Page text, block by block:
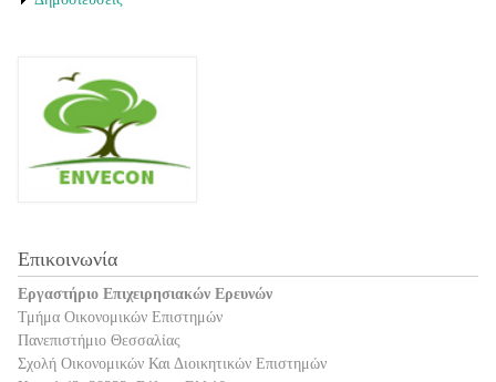
Επικοινωνία
Εργαστήριο Επιχειρησιακών Ερευνών
Τμήμα Οικονομικών Επιστημών
Πανεπιστήμιο Θεσσαλίας
Σχολή Οικονομικών Και Διοικητικών Επιστημών